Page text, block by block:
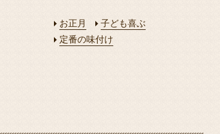
お正月
子ども喜ぶ
定番の味付け